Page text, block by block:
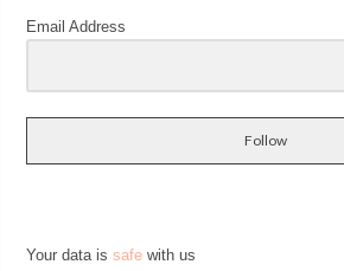
Email Address
Follow
Your data is safewith us